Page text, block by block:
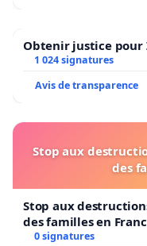
Obtenir justice pour
1 024 signatures
Avis de transparence
Stop aux
des
Stop aux
des familles en
0 signatures